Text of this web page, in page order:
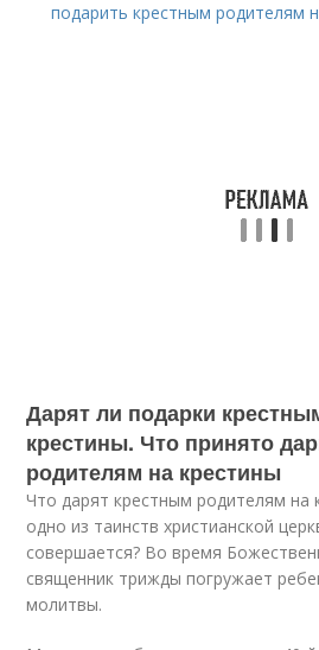
подарить крестным родителям
Дарят ли подарки
крестины. Что принято
родителям на крестины
Что дарят крестным родителям на
одно из таинств христианской
совершается? Во время
священник трижды погружает
молитвы.